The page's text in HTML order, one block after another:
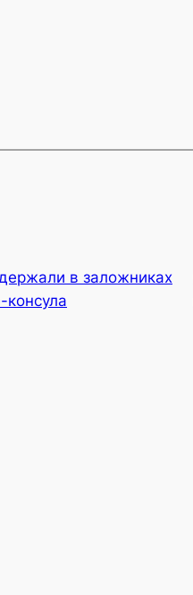
в заложниках
консула